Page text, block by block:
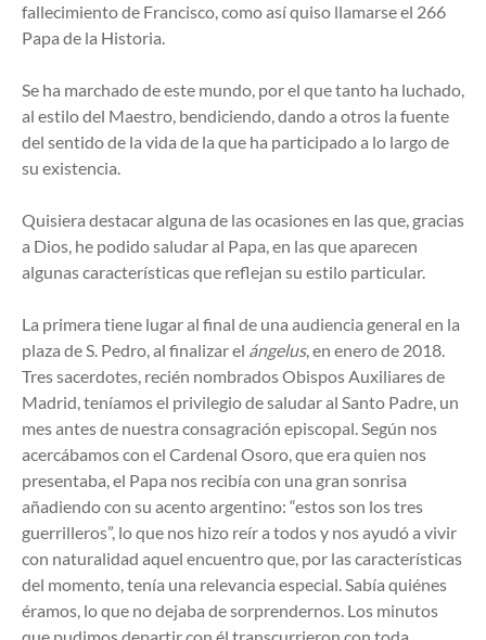
fallecimiento de Francisco, como así quiso llamarse el 266
Papa de la Historia.
Se ha marchado de este mundo, por el que tanto ha luchado,
al estilo del Maestro, bendiciendo, dando a otros la fuente
del sentido de la vida de la que ha participado a lo largo de
su existencia.
Quisiera destacar alguna de las ocasiones en las que, gracias
a Dios, he podido saludar al Papa, en las que aparecen
algunas características que reflejan su estilo particular.
La primera tiene lugar al final de una audiencia general en la
plaza de S. Pedro, al finalizar el ángelus, en enero de 2018.
Tres sacerdotes, recién nombrados Obispos Auxiliares de
Madrid, teníamos el privilegio de saludar al Santo Padre, un
mes antes de nuestra consagración episcopal. Según nos
acercábamos con el Cardenal Osoro, que era quien nos
presentaba, el Papa nos recibía con una gran sonrisa
añadiendo con su acento argentino: “estos son los tres
guerrilleros”, lo que nos hizo reír a todos y nos ayudó a vivir
con naturalidad aquel encuentro que, por las características
del momento, tenía una relevancia especial. Sabía quiénes
éramos, lo que no dejaba de sorprendernos. Los minutos